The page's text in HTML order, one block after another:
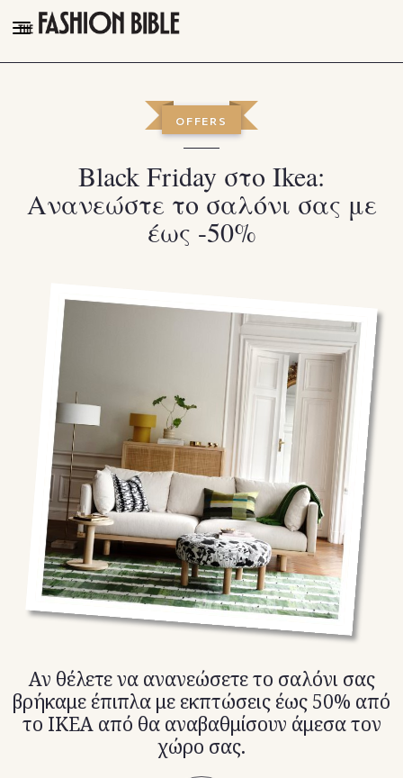
THE FASHION BIBLE
TALK OF THE TOWN
PLEASURES
Facebook
Instagram
Youtube
TikTok
X(Twitter)
OFFERS
Black Friday στο Ikea:
Ανανεώστε το σαλόνι σας με
έως -50%
Αν θέλετε να ανανεώσετε το σαλόνι σας
βρήκαμε έπιπλα με εκπτώσεις έως 50% από
το IKEA από θα αναβαθμίσουν άμεσα τον
χώρο σας.